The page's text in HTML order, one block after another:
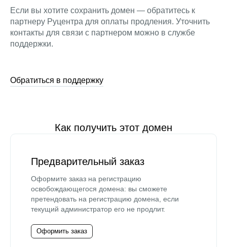
Если вы хотите сохранить домен — обратитесь к
партнеру Руцентра для оплаты продления. Уточнить
контакты для связи с партнером можно в службе
поддержки.
Обратиться в поддержку
Как получить этот домен
Предварительный заказ
Оформите заказ на регистрацию
освобождающегося домена: вы сможете
претендовать на регистрацию домена, если
текущий администратор его не продлит.
Оформить заказ